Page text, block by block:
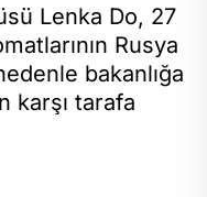
Lenka Do, 27
Rusya
bakanlığa
karşı tarafa